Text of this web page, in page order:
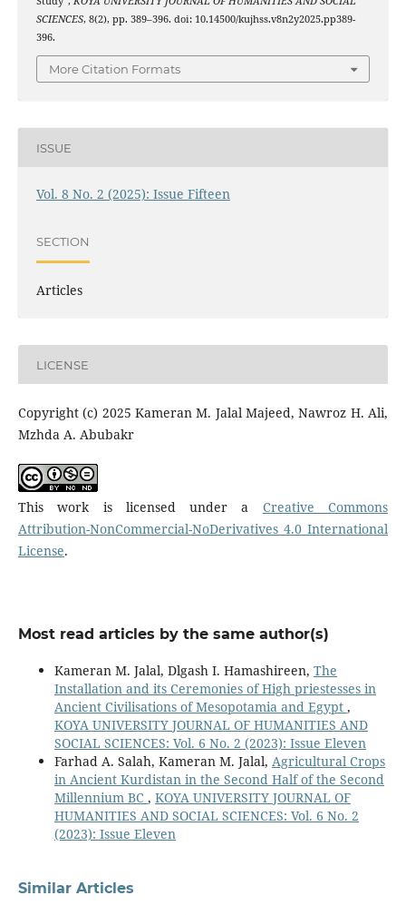
SCIENCES, 8(2), pp. 389–396. doi: 10.14500/kujhss.v8n2y2025.pp389-
396.
More Citation Formats
ISSUE
Vol. 8 No. 2 (2025): Issue Fifteen
SECTION
Articles
LICENSE
Copyright (c) 2025 Kameran M. Jalal Majeed, Nawroz H. Ali,
Mzhda A. Abubakr
This work is licensed under a Creative Commons
Attribution-NonCommercial-NoDerivatives 4.0 International
License.
Most read articles by the same author(s)
Kameran M. Jalal, Dlgash I. Hamashireen, The
Installation and its Ceremonies of High priestesses in
Ancient Civilisations of Mesopotamia and Egypt ,
KOYA UNIVERSITY JOURNAL OF HUMANITIES AND
SOCIAL SCIENCES: Vol. 6 No. 2 (2023): Issue Eleven
Farhad A. Salah, Kameran M. Jalal, Agricultural Crops
in Ancient Kurdistan in the Second Half of the Second
Millennium BC , KOYA UNIVERSITY JOURNAL OF
HUMANITIES AND SOCIAL SCIENCES: Vol. 6 No. 2
(2023): Issue Eleven
Similar Articles